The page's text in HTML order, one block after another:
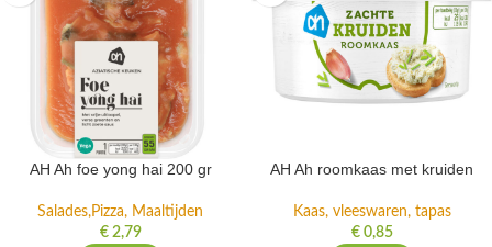
AH Ah foe yong hai 200 gr
Salades,Pizza, Maaltijden
€2,79
AH Ah roomkaas met kruiden
Kaas, vleeswaren, tapas
€0,85